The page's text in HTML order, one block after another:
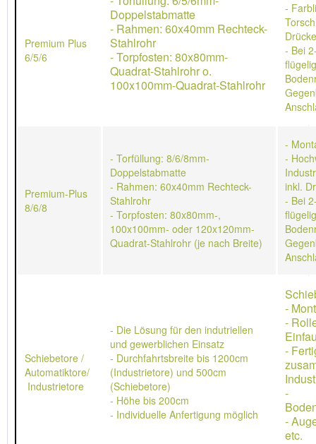
Premium Plus
6/5/6
Doppelstabmatte
- Rahmen: 60x40mm Rechteck-
Stahlrohr
- Torpfosten: 80x80mm-
Quadrat-Stahlrohr o.
100x100mm-Quadrat-Stahlrohr
-
- Bei
Premium-Plus
8/6/8
- Torfüllung: 8/6/8mm-
Doppelstabmatte
- Rahmen: 60x40mm Rechteck-
Stahlrohr
- Torpfosten: 80x80mm-,
100x100mm- oder 120x120mm-
Quadrat-Stahlrohr (je nach Breite)
-
-
inkl.
- Bei
Schiebetore /
Automatiktore/
Industrietore
- Die Lösung für den indutriellen
und gewerblichen Einsatz
- Durchfahrtsbreite bis 1200cm
(Industrietore) und 500cm
(Schiebetore)
- Höhe bis 200cm
- Individuelle Anfertigung möglich
-
-
-
-
-
etc.